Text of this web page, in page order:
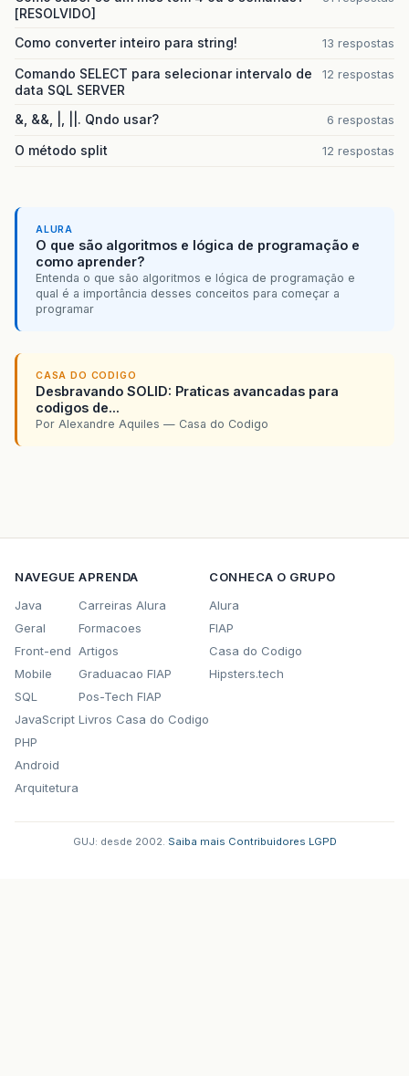
[RESOLVIDO]
Como converter inteiro para string! 13 respostas
Comando SELECT para selecionar intervalo de
data SQL SERVER
12 respostas
&, &&, |, ||. Qndo usar? 6 respostas
O método split 12 respostas
ALURA
O que são algoritmos e lógica de programação e
como aprender?
Entenda o que são algoritmos e lógica de programação e
qual é a importância desses conceitos para começar a
programar
CASA DO CODIGO
Desbravando SOLID: Praticas avancadas para
codigos de...
Por Alexandre Aquiles — Casa do Codigo
NAVEGUE
Java
Geral
Front-end
Mobile
SQL
JavaScript
PHP
Android
Arquitetura
APRENDA
Carreiras Alura
Formacoes
Artigos
Graduacao FIAP
Pos-Tech FIAP
Livros Casa do Codigo
CONHECA O GRUPO
Alura
FIAP
Casa do Codigo
Hipsters.tech
GUJ: desde 2002. Saiba mais Contribuidores LGPD